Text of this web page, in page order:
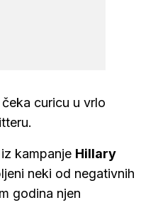
curicu u vrlo
kampanje Hillary
neki od negativnih
godina njen